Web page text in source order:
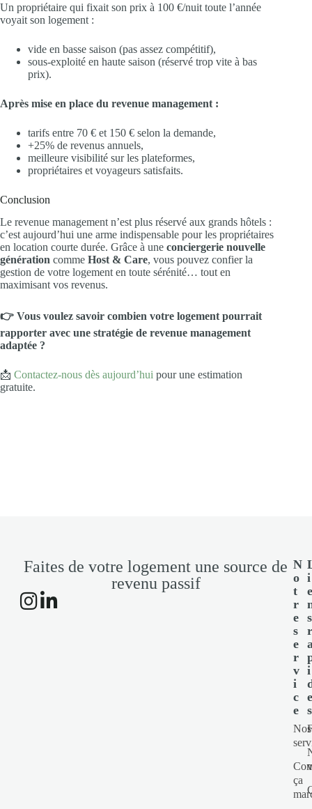
Un propriétaire qui fixait son prix à 100 €/nuit toute l’année
voyait son logement :
vide en basse saison (pas assez compétitif),
sous-exploité en haute saison (réservé trop vite à bas
prix).
Après mise en place du revenue management :
tarifs entre 70 € et 150 € selon la demande,
+25% de revenus annuels,
meilleure visibilité sur les plateformes,
propriétaires et voyageurs satisfaits.
Conclusion
Le revenue management n’est plus réservé aux grands hôtels :
c’est aujourd’hui une arme indispensable pour les propriétaires
en location courte durée. Grâce à une conciergerie nouvelle
génération comme Host & Care, vous pouvez confier la
gestion de votre logement en toute sérénité… tout en
maximisant vos revenus.
👉 Vous voulez savoir combien votre logement pourrait
rapporter avec une stratégie de revenue management
adaptée ?
📩 Contactez-nous dès aujourd’hui pour une estimation
gratuite.
Faites de votre logement une source de
revenu passif
N
o
t
r
e
s
e
r
v
i
c
e
Nos
ça
i
s
i
s